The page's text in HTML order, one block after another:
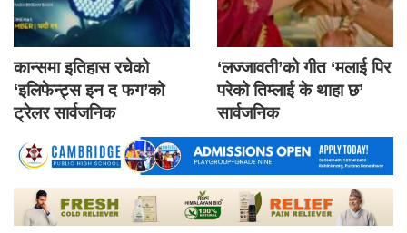
कान्समा इतिहास रचेको
‘इलिफेन्ट्स इन द फग’को
ट्रेलर सार्वजनिक
‘लज्जावती’को गीत ‘मलाई पिर
परेको तिम्लाई के थाहा छ’
सार्वजनिक